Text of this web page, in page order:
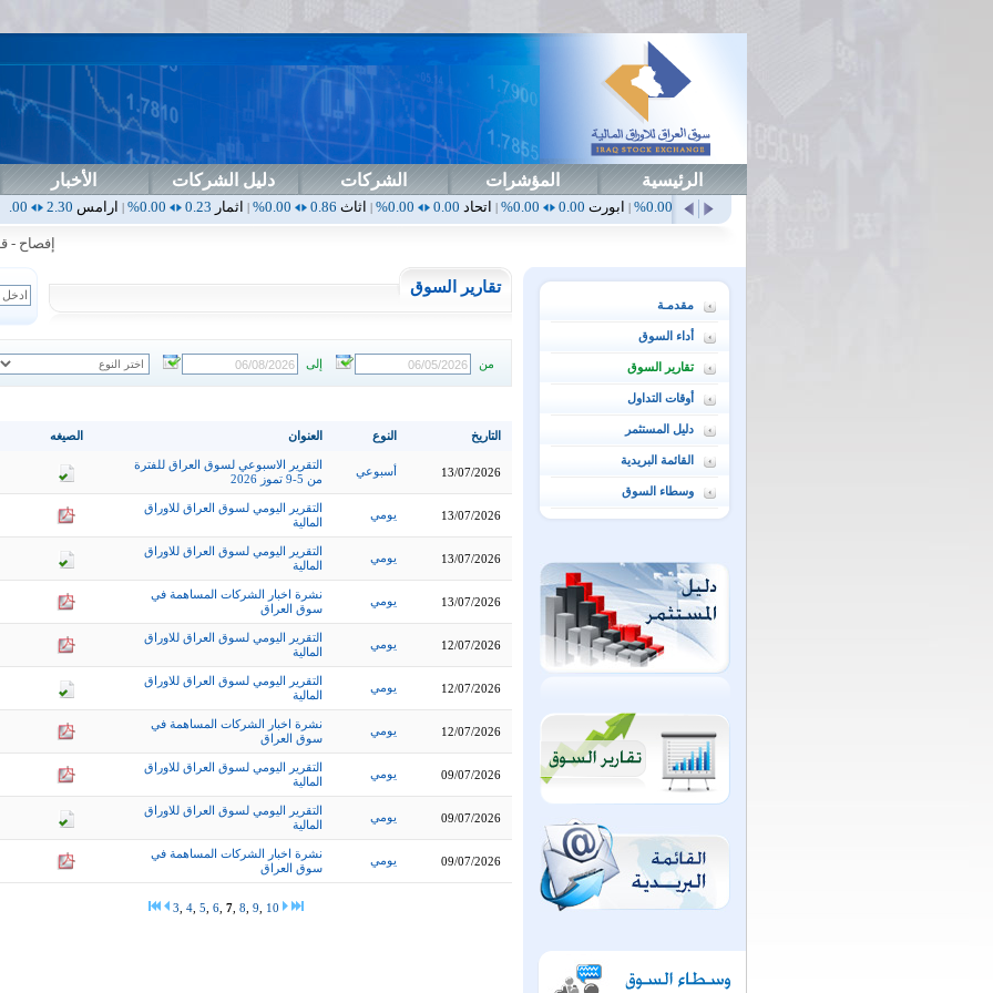
الرئيسية المؤشرات الشركات دليل الشركات الأخبار
|ابورت0.00
0.00%
|اتحاد0.00
0.00%
|اثاث0.86
0.00%
|اثمار0.23
0.00%
|ارامس2.30
0.00%
|اربيل
إفصاح -
مقدمـة
أداء السوق
تقارير السوق
أوقات التداول
دليل المستثمر
القائمة البريدية
وسطاء السوق
تقارير السوق
من إلى
الصيغه العنوان النوع التاريخ
التقرير الاسبوعي لسوق العراق للفترة
من 5-9 تموز 2026
أسبوعي 13/07/2026
التقرير اليومي لسوق العراق للاوراق
المالية
يومي 13/07/2026
التقرير اليومي لسوق العراق للاوراق
المالية
يومي 13/07/2026
نشرة اخبار الشركات المساهمة في
سوق العراق
يومي 13/07/2026
التقرير اليومي لسوق العراق للاوراق
المالية
يومي 12/07/2026
التقرير اليومي لسوق العراق للاوراق
المالية
يومي 12/07/2026
نشرة اخبار الشركات المساهمة في
سوق العراق
يومي 12/07/2026
التقرير اليومي لسوق العراق للاوراق
المالية
يومي 09/07/2026
التقرير اليومي لسوق العراق للاوراق
المالية
يومي 09/07/2026
نشرة اخبار الشركات المساهمة في
سوق العراق
يومي 09/07/2026
3 4 5 6 7 8 9 10